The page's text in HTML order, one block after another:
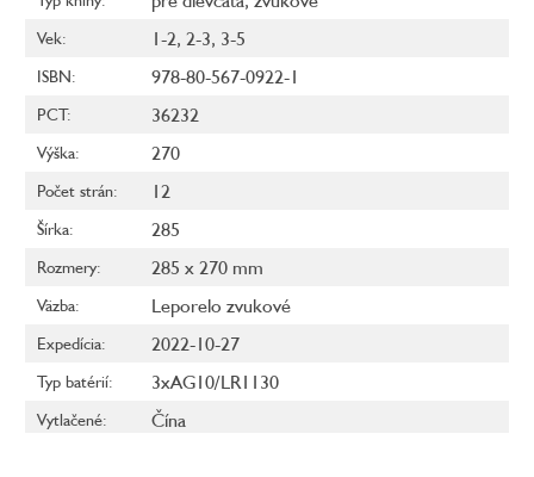
Vek: 1-2, 2-3, 3-5
ISBN: 978-80-567-0922-1
PCT: 36232
Výška: 270
Počet strán: 12
Šírka: 285
Rozmery: 285 x 270 mm
Väzba: Leporelo zvukové
Expedícia: 2022-10-27
Typ batérií: 3xAG10/LR1130
Vytlačené: Čína